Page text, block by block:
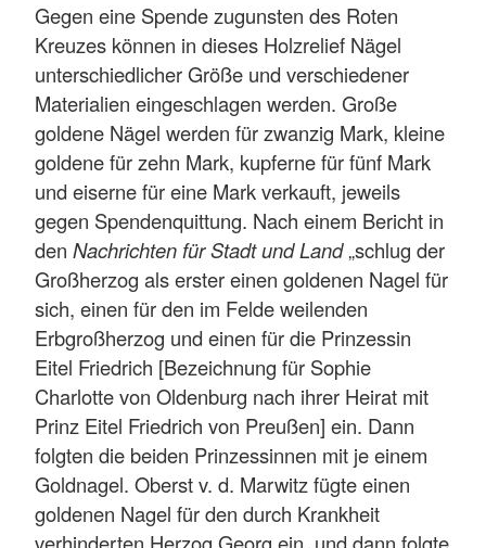
Gegen eine Spende zugunsten des Roten
Kreuzes können in dieses Holzrelief Nägel
unterschiedlicher Größe und verschiedener
Materialien eingeschlagen werden. Große
goldene Nägel werden für zwanzig Mark, kleine
goldene für zehn Mark, kupferne für fünf Mark
und eiserne für eine Mark verkauft, jeweils
gegen Spendenquittung. Nach einem Bericht in
den Nachrichten für Stadt und Land„schlug der
Großherzog als erster einen goldenen Nagel für
sich, einen für den im Felde weilenden
Erbgroßherzog und einen für die Prinzessin
Eitel Friedrich [Bezeichnung für Sophie
Charlotte von Oldenburg nach ihrer Heirat mit
Prinz Eitel Friedrich von Preußen] ein. Dann
folgten die beiden Prinzessinnen mit je einem
Goldnagel. Oberst v. d. Marwitz fügte einen
goldenen Nagel für den durch Krankheit